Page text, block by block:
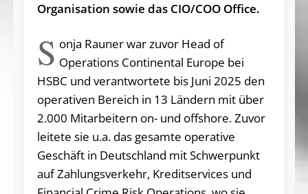
Organisation sowie das CIO/COO Office.
S onja Rauner war zuvor Head of
Operations Continental Europe bei
HSBC und verantwortete bis Juni 2025 den
operativen Bereich in 13 Ländern mit über
2.000 Mitarbeitern on- und offshore. Zuvor
leitete sie u.a. das gesamte operative
Geschäft in Deutschland mit Schwerpunkt
auf Zahlungsverkehr, Kreditservices und